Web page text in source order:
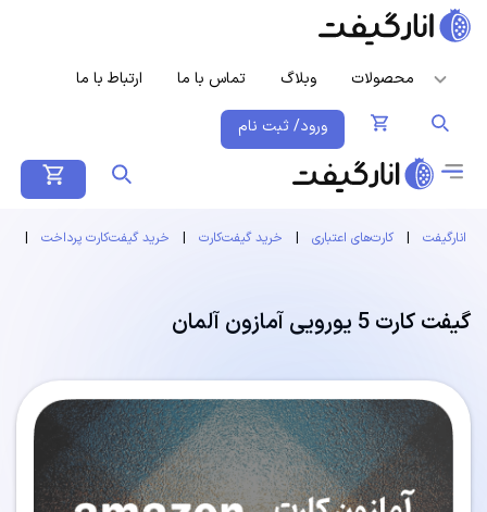
محصولات وبلاگ تماس با ما ارتباط با ما
ورود/ ثبت نام
انارگیفت | کارت‌های اعتباری | خرید گیفت‌کارت | خرید گیفت‌کارت پرداخت |
گیفت کارت 5 یورویی آمازون آلمان